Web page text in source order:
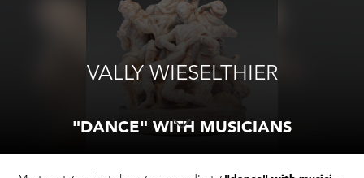
VALLY WIESELTHIER
"DANCE" WITH MUSICIANS